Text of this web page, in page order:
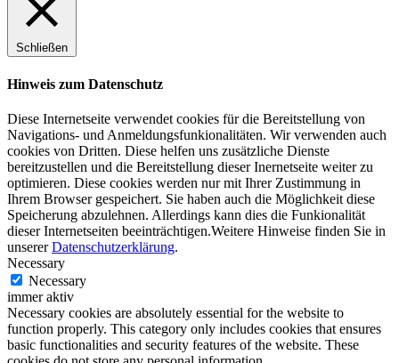
Schließen
Hinweis zum Datenschutz
Diese Internetseite verwendet cookies für die Bereitstellung von
Navigations- und Anmeldungsfunkionalitäten. Wir verwenden auch
cookies von Dritten. Diese helfen uns zusätzliche Dienste
bereitzustellen und die Bereitstellung dieser Inernetseite weiter zu
optimieren. Diese cookies werden nur mit Ihrer Zustimmung in
Ihrem Browser gespeichert. Sie haben auch die Möglichkeit diese
Speicherung abzulehnen. Allerdings kann dies die Funkionalität
dieser Internetseiten beeinträchtigen.Weitere Hinweise finden Sie in
unsererDatenschutzerklärung.
Necessary
Necessary
immer aktiv
Necessary cookies are absolutely essential for the website to
function properly. This category only includes cookies that ensures
basic functionalities and security features of the website. These